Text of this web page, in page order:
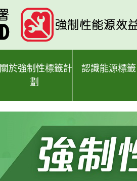
關於強制性標籤計
劃
認識能源標籤